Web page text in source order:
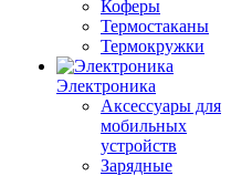
Коферы
Термостаканы
Термокружки
Электроника
Аксессуары для
мобильных
устройств
Зарядные